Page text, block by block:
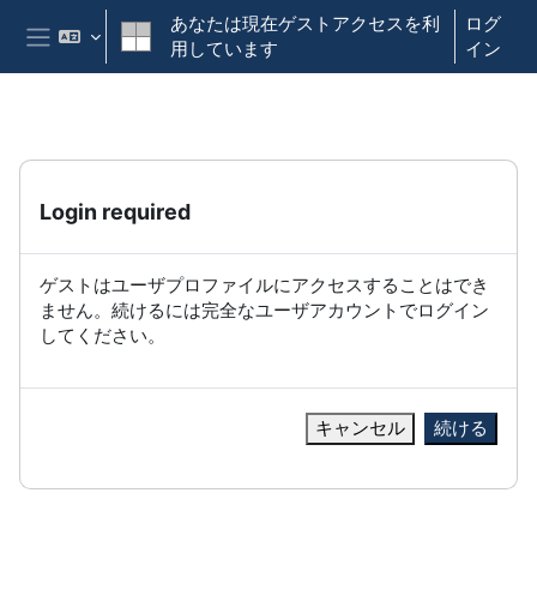
メインコンテンツへスキップする
サイドパネル
あなたは現在ゲストアクセスを利
用しています
ログ
イン
Login required
ゲストはユーザプロファイルにアクセスすることはでき
ません。続けるには完全なユーザアカウントでログイン
してください。
キャンセル 続ける